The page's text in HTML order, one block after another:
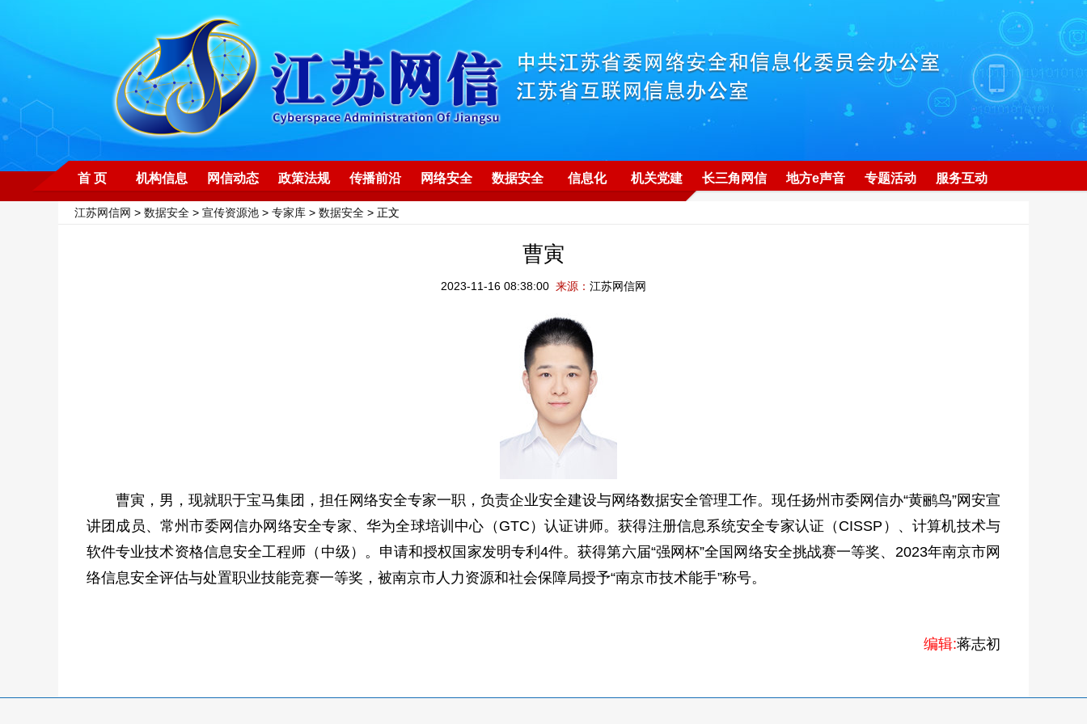
首 页 机构信息 网信动态 政策法规 传播前沿 网络安全 数据安全 信息化 机关党建 长三角网信 地方e声音 专题活动 服务互动
江苏网信网 > 数据安全 > 宣传资源池 > 专家库 > 数据安全 > 正文
曹寅
2023-11-16 08:38:00 来源： 江苏网信网
曹寅，男，现就职于宝马集团，担任网络安全专家一职，负责企业安全建设与网络数据安全管理工作。现任扬州市委网信办“黄鹂鸟”网安宣
讲团成员、常州市委网信办网络安全专家、华为全球培训中心（GTC）认证讲师。获得注册信息系统安全专家认证（CISSP）、计算机技术与
软件专业技术资格信息安全工程师（中级）。申请和授权国家发明专利4件。获得第六届“强网杯”全国网络安全挑战赛一等奖、2023年南京市网
络信息安全评估与处置职业技能竞赛一等奖，被南京市人力资源和社会保障局授予“南京市技术能手”称号。
编辑:蒋志初